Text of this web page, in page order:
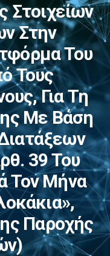
Στην
Του
Τους
Για Τη
Με Βάση
39 Του
Τον Μήνα
Παροχής